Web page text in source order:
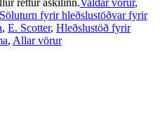
réttur áskilinn.Valdar vörur,
Söluturn fyrir hleðslustöðvar fyrir
, E. Scotter, Hleðslustöð fyrir
, Allar vörur